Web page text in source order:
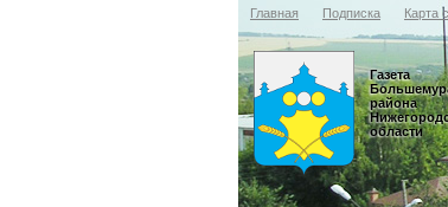
Главная Подписка Карта
Газета
района
области